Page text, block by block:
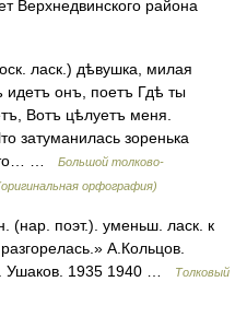
Верхнедвинского района
ласк.) дѣвушка, милая
идетъ онъ, поетъ Гдѣ ты
Вотъ цѣлуетъ меня.
затуманилась зоренька
…
Большой толково-
орфография)
поэт.). уменьш. ласк. к
А.Кольцов.
Ушаков. 1935 1940 …
Толковый